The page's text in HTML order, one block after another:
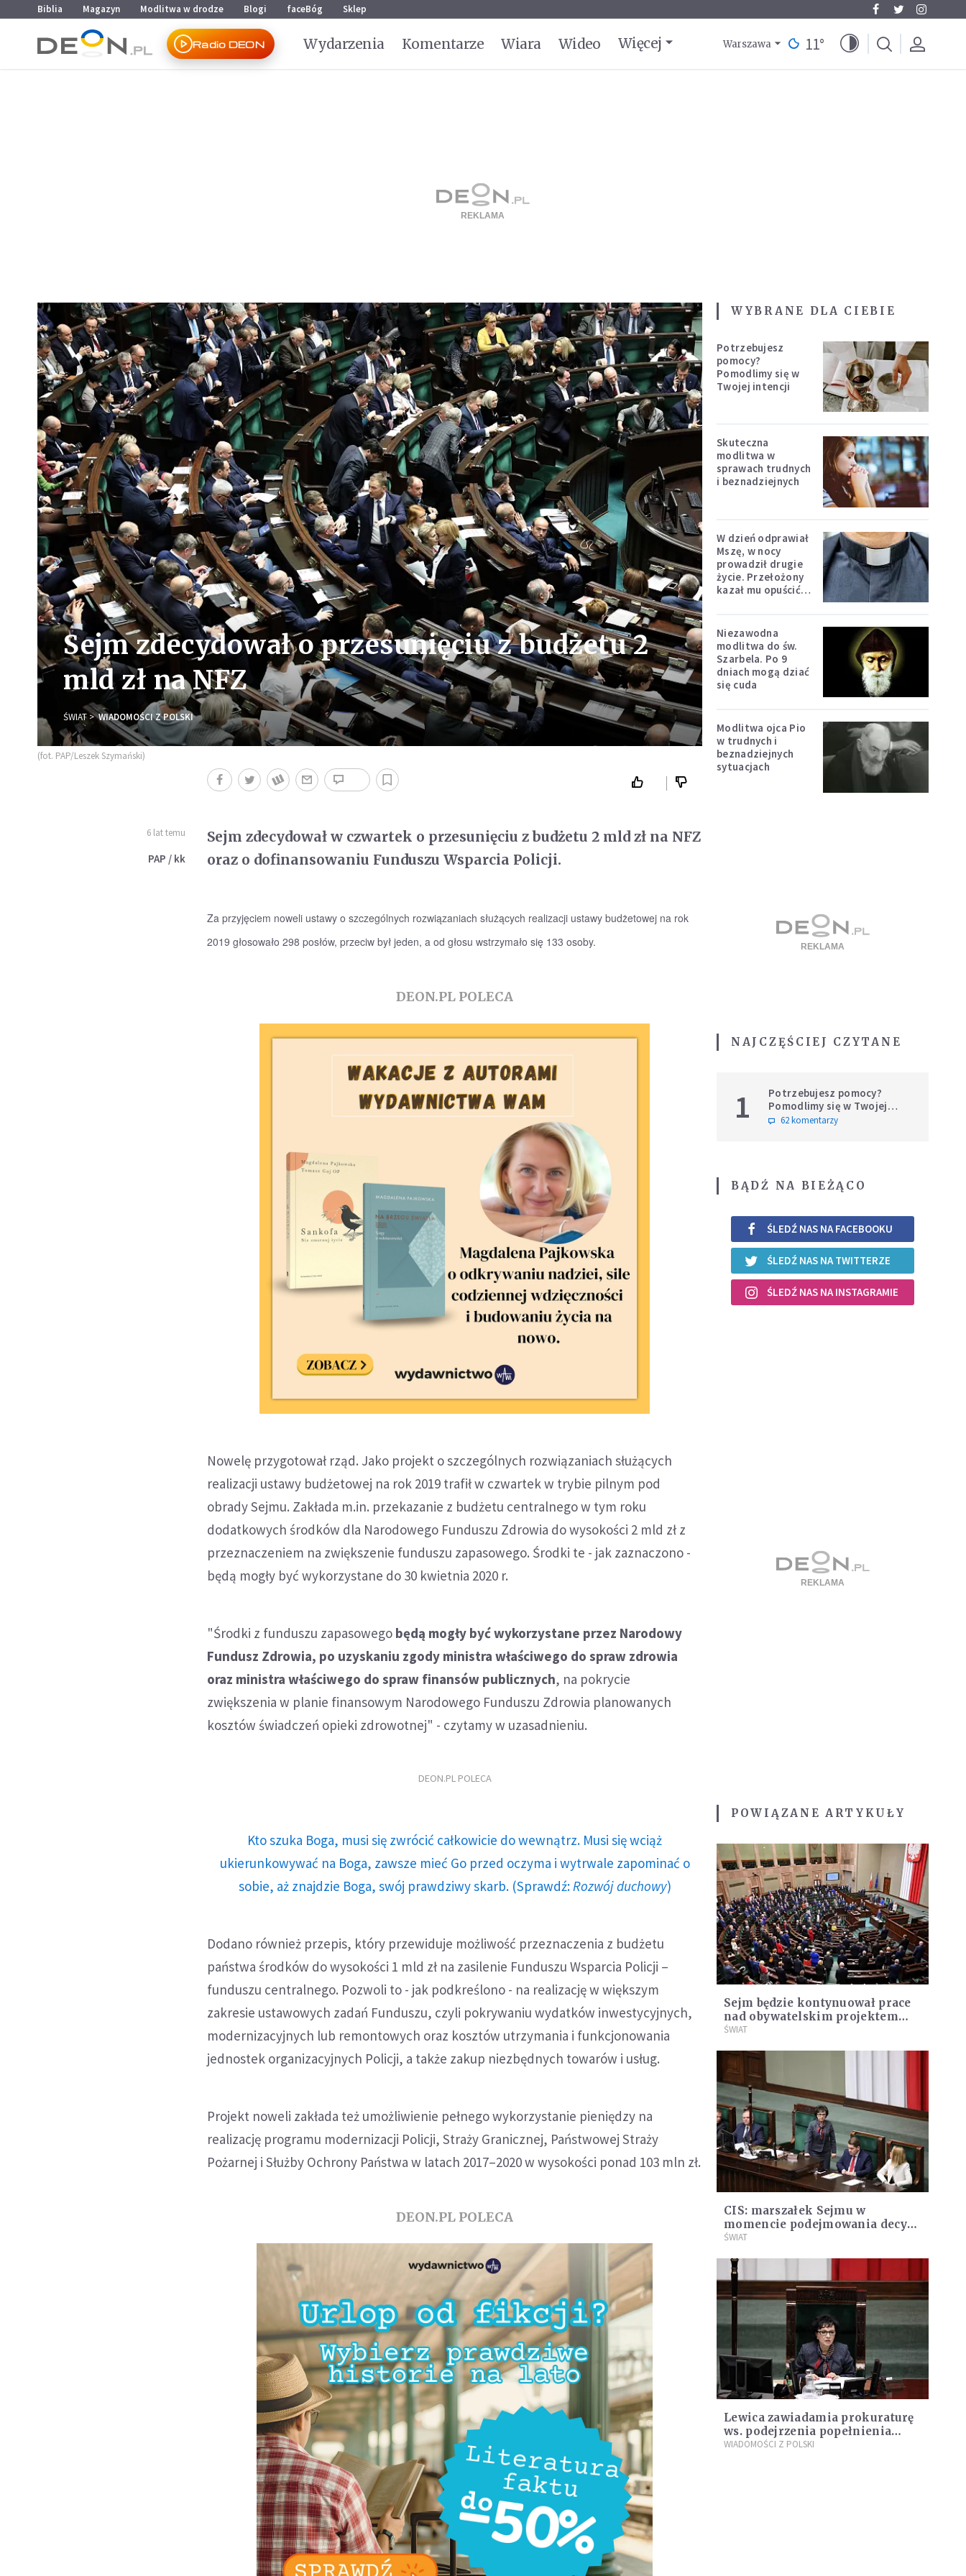
Przejdź do menu głównego
Przejdź do treści
Biblia Magazyn Modlitwa w drodze Blogi faceBóg Sklep
Radio DEON Wydarzenia Komentarze Wiara Wideo Więcej Warszawa 11°
Sejm zdecydował o przesunięciu z budżetu 2
mld zł na NFZ
ŚWIAT WIADOMOŚCI Z POLSKI
(fot. PAP/Leszek Szymański)
6 lat temu
PAP / kk
Sejm zdecydował w czwartek o przesunięciu z budżetu 2 mld zł na NFZ
oraz o dofinansowaniu Funduszu Wsparcia Policji.
Za przyjęciem noweli ustawy o szczególnych rozwiązaniach służących realizacji ustawy budżetowej na rok
2019 głosowało 298 posłów, przeciw był jeden, a od głosu wstrzymało się 133 osoby.
DEON.PL POLECA
Nowelę przygotował rząd. Jako projekt o szczególnych rozwiązaniach służących
realizacji ustawy budżetowej na rok 2019 trafił w czwartek w trybie pilnym pod
obrady Sejmu. Zakłada m.in. przekazanie z budżetu centralnego w tym roku
dodatkowych środków dla Narodowego Funduszu Zdrowia do wysokości 2 mld zł z
przeznaczeniem na zwiększenie funduszu zapasowego. Środki te - jak zaznaczono -
będą mogły być wykorzystane do 30 kwietnia 2020 r.
"Środki z funduszu zapasowego będą mogły być wykorzystane przez Narodowy
Fundusz Zdrowia, po uzyskaniu zgody ministra właściwego do spraw zdrowia
oraz ministra właściwego do spraw finansów publicznych, na pokrycie
zwiększenia w planie finansowym Narodowego Funduszu Zdrowia planowanych
kosztów świadczeń opieki zdrowotnej" - czytamy w uzasadnieniu.
DEON.PL POLECA
Kto szuka Boga, musi się zwrócić całkowicie do wewnątrz. Musi się wciąż
ukierunkowywać na Boga, zawsze mieć Go przed oczyma i wytrwale zapominać o
sobie, aż znajdzie Boga, swój prawdziwy skarb. (Sprawdź: Rozwój duchowy)
Dodano również przepis, który przewiduje możliwość przeznaczenia z budżetu
państwa środków do wysokości 1 mld zł na zasilenie Funduszu Wsparcia Policji –
funduszu centralnego. Pozwoli to - jak podkreślono - na realizację w większym
zakresie ustawowych zadań Funduszu, czyli pokrywaniu wydatków inwestycyjnych,
modernizacyjnych lub remontowych oraz kosztów utrzymania i funkcjonowania
jednostek organizacyjnych Policji, a także zakup niezbędnych towarów i usług.
Projekt noweli zakłada też umożliwienie pełnego wykorzystanie pieniędzy na
realizację programu modernizacji Policji, Straży Granicznej, Państwowej Straży
Pożarnej i Służby Ochrony Państwa w latach 2017–2020 w wysokości ponad 103 mln zł.
DEON.PL POLECA
WYBRANE DLA CIEBIE
Potrzebujesz
pomocy?
Pomodlimy się w
Twojej intencji
Skuteczna
modlitwa w
sprawach trudnych
i beznadziejnych
W dzień odprawiał
Mszę, w nocy
prowadził drugie
życie. Przełożony
kazał mu opuścić
Niezawodna
modlitwa do św.
Szarbela. Po 9
dniach mogą dziać
się cuda
Modlitwa ojca Pio
w trudnych i
beznadziejnych
sytuacjach
NAJCZĘŚCIEJ CZYTANE
1
Potrzebujesz pomocy?
Pomodlimy się w Twojej
intencji
62 komentarzy
BĄDŹ NA BIEŻĄCO
ŚLEDŹ NAS NA FACEBOOKU
ŚLEDŹ NAS NA TWITTERZE
ŚLEDŹ NAS NA INSTAGRAMIE
POWIĄZANE ARTYKUŁY
Sejm będzie kontynuował prace
nad obywatelskim projektem
inicjatywy "Stop pedofilii"
ŚWIAT
CIS: marszałek Sejmu w
momencie podejmowania decyzji
o anulowaniu głosowania, nie
ŚWIAT
Lewica zawiadamia prokuraturę
ws. podejrzenia popełnienia
przestępstwa przez marszałek
WIADOMOŚCI Z POLSKI